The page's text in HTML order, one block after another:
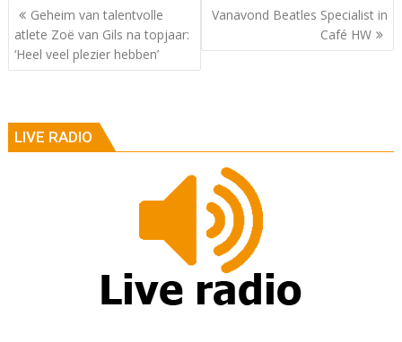
Berichtnavigatie
Geheim van talentvolle
atlete Zoë van Gils na topjaar:
‘Heel veel plezier hebben’
Vanavond Beatles Specialist in
Café HW
LIVE RADIO